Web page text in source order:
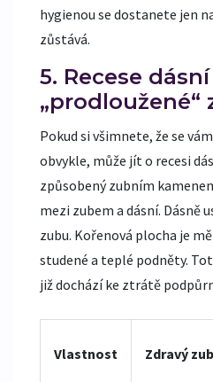
hygienou se dostanete jen
zůstává.
5. Recese dásní
„prodloužené“
Pokud si všimnete, že se
obvykle, může jít o recesi
způsobený zubním
mezi zubem a dásní. Dásně
zubu. Kořenová plocha je
studené a teplé podněty.
již dochází ke ztrátě
Vlastnost Zdravý zub